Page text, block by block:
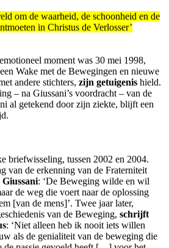
om de waarheid, de schoonheid en de
in Christus de Verlosser’
moment was 30 mei 1998,
Wake met de Bewegingen en nieuwe
andere stichters, zijn getuigenis hield.
– na Giussani’s voordracht – van de
al getekend door zijn ziekte, blijft een
briefwisseling, tussen 2002 en 2004.
van de erkenning van de Fraterniteit
: ‘De Beweging wilde en wil
de weg die voert naar de oplossing
[van de mens]’. Twee jaar later,
van de Beweging, schrijft
: ‘Niet alleen heb ik nooit iets willen
als de genialiteit van de beweging die